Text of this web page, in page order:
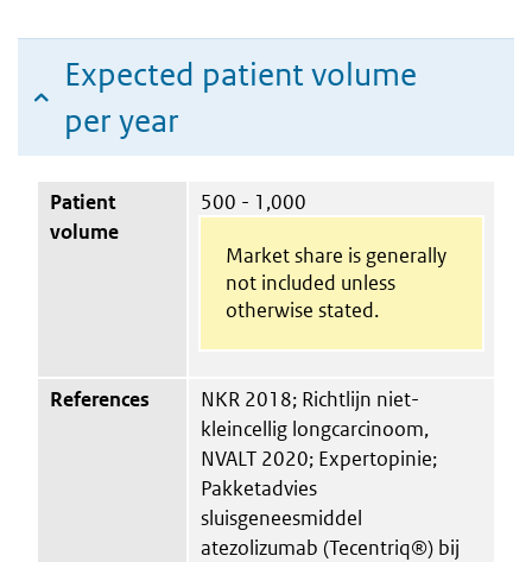
Expected patient volume
per year
Patient
volume
500 - 1,000
Market share is generally
not included unless
otherwise stated.
References
NKR 2018; Richtlijn niet-
kleincellig longcarcinoom,
NVALT 2020; Expertopinie;
Pakketadvies
sluisgeneesmiddel
atezolizumab (Tecentriq®) bij